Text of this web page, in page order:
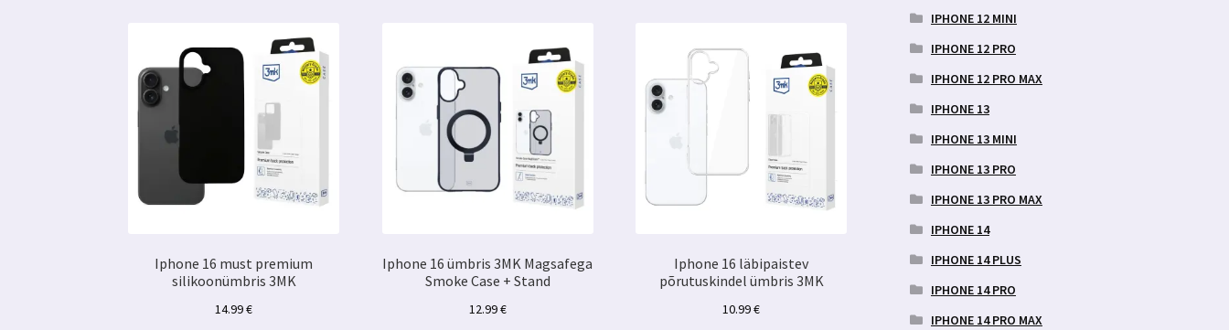
Iphone 16 must premium
silikoonümbris 3MK
14.99€
Iphone 16 ümbris 3MK Magsafega
Smoke Case + Stand
12.99€
Iphone 16 läbipaistev
põrutuskindel ümbris 3MK
10.99€
IPHONE 12 MINI
IPHONE 12 PRO
IPHONE 12 PRO MAX
IPHONE 13
IPHONE 13 MINI
IPHONE 13 PRO
IPHONE 13 PRO MAX
IPHONE 14
IPHONE 14 PLUS
IPHONE 14 PRO
IPHONE 14 PRO MAX